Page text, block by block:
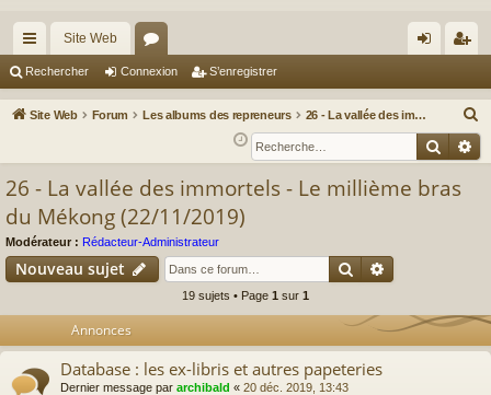
cc
ès
Site Web
or
u ne
xi
nr
eg
Rechercher Connexion S’enregistrer
Site Web Forum Les albums des repreneurs 26 - La vallée des immortels - Le millième bras du Mékong (22/11/2019)
e
c
26 - La vallée des immortels - Le millième bras
du Mékong (22/11/2019)
Modérateur : Rédacteur-Administrateur
Nouveau sujet Rechercher
19 sujets • Page 1 sur 1
Annonces
Database : les ex-libris et autres papeteries
Dernier message par archibald « 20 déc. 2019, 13:43